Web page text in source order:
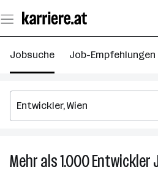
Seiteninhalt
springen
Jobsuche Job-Empfehlungen
Mehr als 1.000Entwickler